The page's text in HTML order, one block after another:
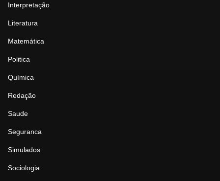
Interpretação
Literatura
Matemática
Politica
Química
Redação
Saude
Seguranca
Simulados
Sociologia